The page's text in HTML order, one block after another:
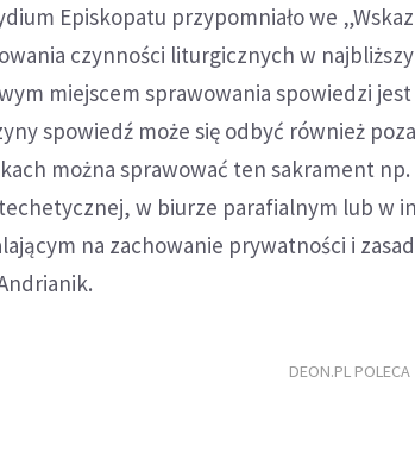
Episkopatu przypomniało we
czynności liturgicznych w
miejscem sprawowania spowiedzi
spowiedź może się odbyć również
można sprawować ten sakrament
w biurze parafialnym lub w
na zachowanie prywatności i
DEON.PL POLECA